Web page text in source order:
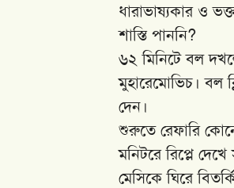
ধারাভাষ্যকার ও
শাস্তি পাননি?
৬২ মিনিটে বল
মুহারেমোভিচ। বল
দেন।
শুরুতে রেফারি
মনিটরে রিপ্লে
মেসিকে ঘিরে